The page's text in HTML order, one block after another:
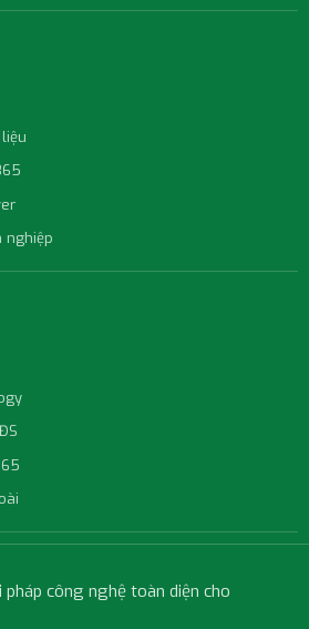
nghiệp
pháp công nghệ toàn diện cho